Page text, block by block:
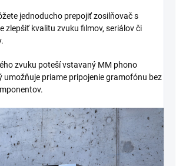
jednoducho prepojiť zosilňovač s
zlepšiť kvalitu zvuku filmov, seriálov či
zvuku poteší vstavaný MM phono
umožňuje priame pripojenie gramofónu bez